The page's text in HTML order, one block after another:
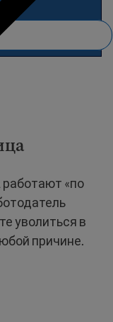
«по
уволиться в
причине.